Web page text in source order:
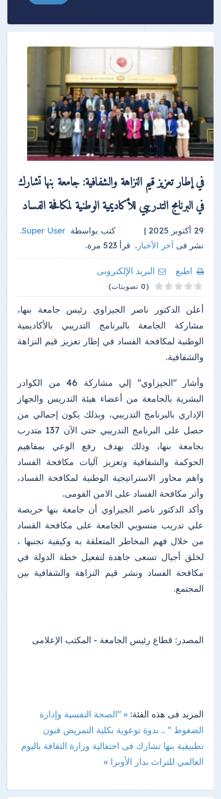
في إطار تعزيز قيم النزاهة والشفافية: جامعة بنها تشارك
في البرنامج التدريبي للأكاديمية الوطنية لمكافحة الفساد
29 أكتوبر 2025 | كتب بواسطة Super User
.
نشر فى آخر الأخبار . قرأ 523 مرة.
اطبع
البريد الإلكترونى
1
2
3
4
5 (0 تصويتات)
أعلن الدكتور ناصر الجيزاوي رئيس جامعة بنها،
مشاركة الجامعة بالبرنامج التدريبي بالأكاديمية
الوطنية لمكافحة الفساد في إطار تعزيز قيم النزاهة
والشفافية.
وأشار "الجيزاوي" إلي مشاركة 46 من الكوادر
البشرية بالجامعة من أعضاء هيئة التدريس والجهاز
الإداري بالبرنامج التدريبي، وبذلك يكون إجمالي من
حصل على البرنامج التدريبي حتى الآن 137 متدرب
بجامعة بنها، وذلك بهدف رفع الوعي بمفاهيم
الحوكمة والشفافية وتعزيز آليات مكافحة الفساد
واهم محاور الاستراتيجية الوطنية لمكافحة الفساد،
وأثر مكافحة الفساد على الامن القومى.
وأكد الدكتور ناصر الجيزاوي أن جامعة بنها حريصة
علي تدريب منسوبي الجامعة على مكافحة الفساد
من خلال فهم المخاطر المتعلقة به وكيفية تجنبها ،
لخلق أجيال تسعى جاهدة لتفعيل خطة الدولة في
مكافحة الفساد ونشر قيم النزاهة والشفافية بين
المجتمع.
المصدر: قطاع رئيس الجامعة - المكتب الإعلامى
المزيد فى هذه الفئة: « "الصحة النفسية وإدارة
الضغوط " .. ندوة توعوية بكلية التمريض فنون
تطبيقية بنها تشارك فى احتفالية وزارة الثقافة باليوم
العالمي للتراث بدار الأوبرا »